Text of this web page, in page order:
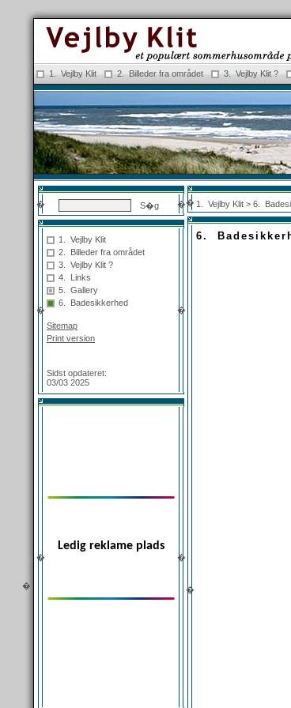
1. Vejlby Klit 2. Billeder fra området 3. Vejlby Klit ?
�
� �
�
1. Vejlby Klit
2. Billeder fra området
3. Vejlby Klit ?
4. Links
5. Gallery
6. Badesikkerhed
Sitemap
Print version
Sidst opdateret:
03/03 2025
�
�
Ledig reklame plads
�
� 1. Vejlby Klit > 6.
�
6.